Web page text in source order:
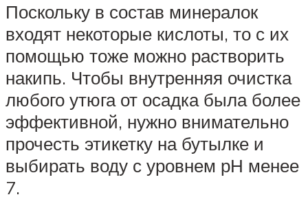
Поскольку в состав минералок
входят некоторые кислоты, то с их
помощью тоже можно растворить
накипь. Чтобы внутренняя очистка
любого утюга от осадка была более
эффективной, нужно внимательно
прочесть этикетку на бутылке и
выбирать воду с уровнем рН менее
7.